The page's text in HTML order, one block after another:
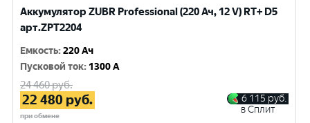
Аккумулятор ZUBR Professional (220 Ач, 12 V) RT+ D5
арт.ZPT2204
Емкость:220 Ач
Пусковой ток: 1300 A
24 460руб.
22 480 руб.
при обмене
6 115 руб.
в Сплит